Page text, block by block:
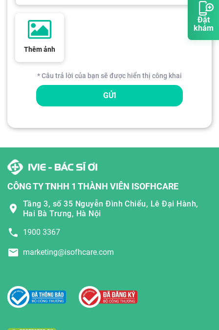
Đặt
khám
Thêm ảnh
* Câu trả lời của bạn sẽ được hiển thị công khai
GỬI
CÔNG TY TNHH 1 THÀNH VIÊN ISOFHCARE
Tầng 3, số 35 Nguyễn Đình Chiểu, Lê Đại Hành,
Hai Bà Trưng, Hà Nội
1900 3367
marketing@isofhcare.com